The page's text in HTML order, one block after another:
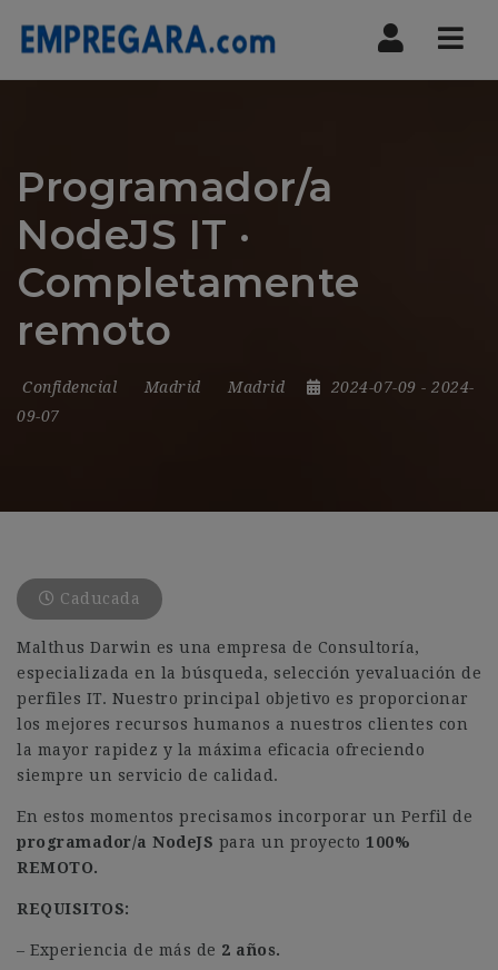
Programador/a
NodeJS IT ·
Completamente
remoto
Confidencial Madrid Madrid 2024-07-09 - 2024-
09-07
Caducada
Malthus Darwin es una empresa de Consultoría,
especializada en la búsqueda, selección yevaluación de
perfiles IT. Nuestro principal objetivo es proporcionar
los mejores recursos humanos a nuestros clientes con
la mayor rapidez y la máxima eficacia ofreciendo
siempre un servicio de calidad.
En estos momentos precisamos incorporar un Perfil de
programador/a NodeJS para un proyecto 100%
REMOTO.
REQUISITOS:
– Experiencia de más de 2 años.